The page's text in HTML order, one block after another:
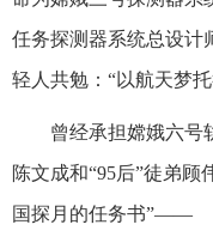
任务探测器系统总设计
轻人共勉：“以航天梦
曾经承担嫦娥六号
陈文成和“95后”徒弟顾
国探月的任务书”——